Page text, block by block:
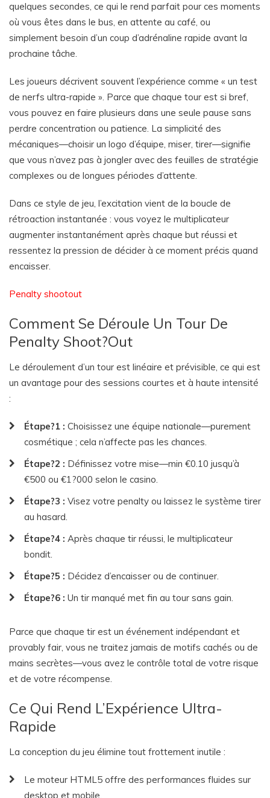
quelques secondes, ce qui le rend parfait pour ces moments
où vous êtes dans le bus, en attente au café, ou
simplement besoin d’un coup d’adrénaline rapide avant la
prochaine tâche.
Les joueurs décrivent souvent l’expérience comme « un test
de nerfs ultra-rapide ». Parce que chaque tour est si bref,
vous pouvez en faire plusieurs dans une seule pause sans
perdre concentration ou patience. La simplicité des
mécaniques—choisir un logo d’équipe, miser, tirer—signifie
que vous n’avez pas à jongler avec des feuilles de stratégie
complexes ou de longues périodes d’attente.
Dans ce style de jeu, l’excitation vient de la boucle de
rétroaction instantanée : vous voyez le multiplicateur
augmenter instantanément après chaque but réussi et
ressentez la pression de décider à ce moment précis quand
encaisser.
Penalty shootout
Comment Se Déroule Un Tour De
Penalty Shoot?Out
Le déroulement d’un tour est linéaire et prévisible, ce qui est
un avantage pour des sessions courtes et à haute intensité
:
Étape?1 : Choisissez une équipe nationale—purement
cosmétique ; cela n’affecte pas les chances.
Étape?2 : Définissez votre mise—min €0.10 jusqu’à
€500 ou €1?000 selon le casino.
Étape?3 : Visez votre penalty ou laissez le système tirer
au hasard.
Étape?4 : Après chaque tir réussi, le multiplicateur
bondit.
Étape?5 : Décidez d’encaisser ou de continuer.
Étape?6 : Un tir manqué met fin au tour sans gain.
Parce que chaque tir est un événement indépendant et
provably fair, vous ne traitez jamais de motifs cachés ou de
mains secrètes—vous avez le contrôle total de votre risque
et de votre récompense.
Ce Qui Rend L’Expérience Ultra-
Rapide
La conception du jeu élimine tout frottement inutile :
Le moteur HTML5 offre des performances fluides sur
desktop et mobile.